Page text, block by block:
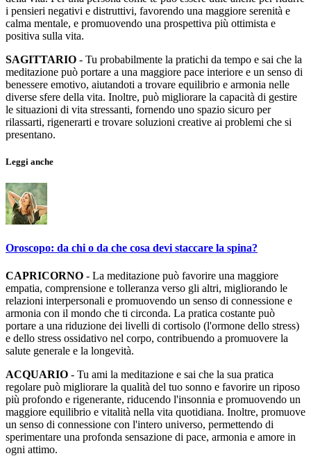
i pensieri negativi e distruttivi, favorendo una maggiore serenità e
calma mentale, e promuovendo una prospettiva più ottimista e
positiva sulla vita.
SAGITTARIO - Tu probabilmente la pratichi da tempo e sai che la
meditazione può portare a una maggiore pace interiore e un senso di
benessere emotivo, aiutandoti a trovare equilibrio e armonia nelle
diverse sfere della vita. Inoltre, può migliorare la capacità di gestire
le situazioni di vita stressanti, fornendo uno spazio sicuro per
rilassarti, rigenerarti e trovare soluzioni creative ai problemi che si
presentano.
Leggi anche
Oroscopo: da chi o da che cosa devi staccare la spina?
CAPRICORNO - La meditazione può favorire una maggiore
empatia, comprensione e tolleranza verso gli altri, migliorando le
relazioni interpersonali e promuovendo un senso di connessione e
armonia con il mondo che ti circonda. La pratica costante può
portare a una riduzione dei livelli di cortisolo (l'ormone dello stress)
e dello stress ossidativo nel corpo, contribuendo a promuovere la
salute generale e la longevità.
ACQUARIO - Tu ami la meditazione e sai che la sua pratica
regolare può migliorare la qualità del tuo sonno e favorire un riposo
più profondo e rigenerante, riducendo l'insonnia e promuovendo un
maggiore equilibrio e vitalità nella vita quotidiana. Inoltre, promuove
un senso di connessione con l'intero universo, permettendo di
sperimentare una profonda sensazione di pace, armonia e amore in
ogni attimo.